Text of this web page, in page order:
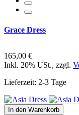
Grace Dress
165,00 €
Inkl. 20% USt., zzgl.
Lieferzeit: 2-3 Tage
In den Warenkorb